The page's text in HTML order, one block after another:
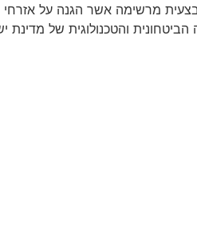
מרשימה אשר הגנה על
והטכנולוגית של מדינת